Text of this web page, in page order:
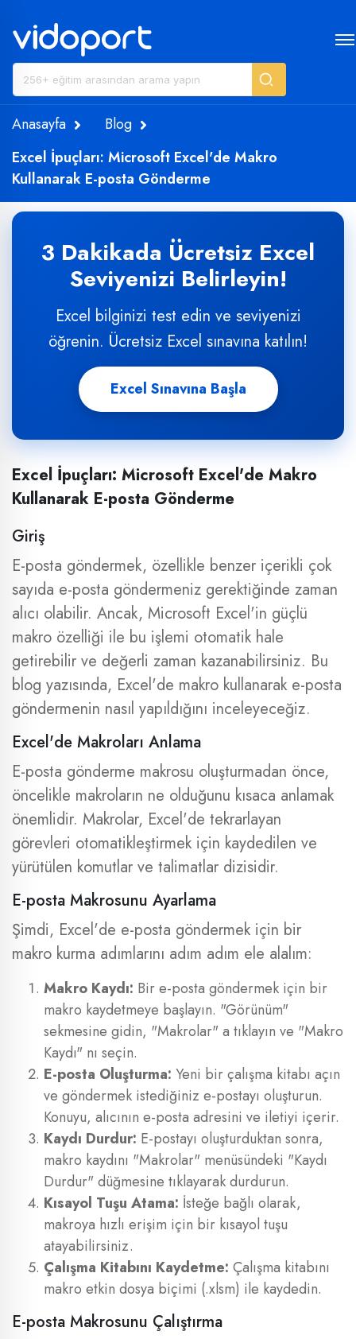
Anasayfa
Blog
Excel İpuçları: Microsoft Excel'de Makro
Kullanarak E-posta Gönderme
3 Dakikada Ücretsiz Excel
Seviyenizi Belirleyin!
Excel bilginizi test edin ve seviyenizi
öğrenin. Ücretsiz Excel sınavına katılın!
Excel Sınavına Başla
Excel İpuçları: Microsoft Excel'de Makro
Kullanarak E-posta Gönderme
Giriş
E-posta göndermek, özellikle benzer içerikli çok
sayıda e-posta göndermeniz gerektiğinde zaman
alıcı olabilir. Ancak, Microsoft Excel'in güçlü
makro özelliği ile bu işlemi otomatik hale
getirebilir ve değerli zaman kazanabilirsiniz. Bu
blog yazısında, Excel'de makro kullanarak e-posta
göndermenin nasıl yapıldığını inceleyeceğiz.
Excel'de Makroları Anlama
E-posta gönderme makrosu oluşturmadan önce,
öncelikle makroların ne olduğunu kısaca anlamak
önemlidir. Makrolar, Excel'de tekrarlayan
görevleri otomatikleştirmek için kaydedilen ve
yürütülen komutlar ve talimatlar dizisidir.
E-posta Makrosunu Ayarlama
Şimdi, Excel'de e-posta göndermek için bir
makro kurma adımlarını adım adım ele alalım:
Makro Kaydı: Bir e-posta göndermek için bir
makro kaydetmeye başlayın. "Görünüm"
sekmesine gidin, "Makrolar" a tıklayın ve "Makro
Kaydı" nı seçin.
E-posta Oluşturma: Yeni bir çalışma kitabı açın
ve göndermek istediğiniz e-postayı oluşturun.
Konuyu, alıcının e-posta adresini ve iletiyi içerir.
Kaydı Durdur: E-postayı oluşturduktan sonra,
makro kaydını "Makrolar" menüsündeki "Kaydı
Durdur" düğmesine tıklayarak durdurun.
Kısayol Tuşu Atama: İsteğe bağlı olarak,
makroya hızlı erişim için bir kısayol tuşu
atayabilirsiniz.
Çalışma Kitabını Kaydetme: Çalışma kitabını
makro etkin dosya biçimi (.xlsm) ile kaydedin.
E-posta Makrosunu Çalıştırma